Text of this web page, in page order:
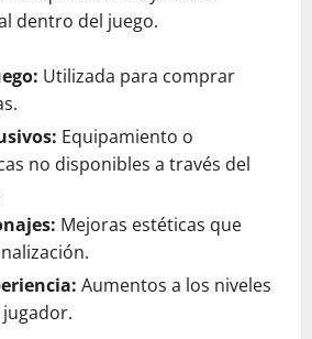
dentro del juego.
Utilizada para comprar
Equipamiento o
no disponibles a través del
Mejoras estéticas que
Aumentos a los niveles